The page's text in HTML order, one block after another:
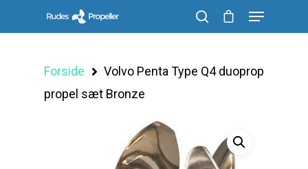
Forside
Volvo Penta Type Q4 duoprop
propel sæt Bronze